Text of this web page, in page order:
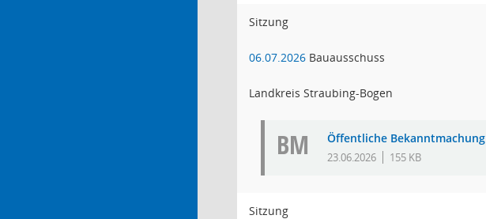
Sitzung
06.07.2026 Bauausschuss
Landkreis Straubing-Bogen
BM Öffentliche Bekanntmachung
23.06.2026 155 KB
Sitzung